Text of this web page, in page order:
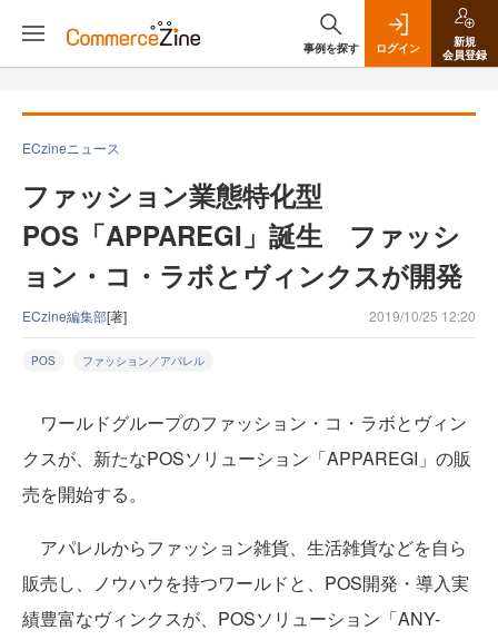
事例を探す ログイン
新規
会員登録
ECzineニュース
ファッション業態特化型
POS「APPAREGI」誕生 ファッシ
ョン・コ・ラボとヴィンクスが開発
ECzine編集部[著] 2019/10/25 12:20
POS ファッション／アパレル
ワールドグループのファッション・コ・ラボとヴィン
クスが、新たなPOSソリューション「APPAREGI」の販
売を開始する。
アパレルからファッション雑貨、生活雑貨などを自ら
販売し、ノウハウを持つワールドと、POS開発・導入実
績豊富なヴィンクスが、POSソリューション「ANY-